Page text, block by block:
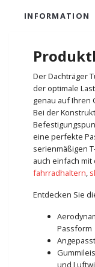
INFORMATION
Der Dachträger
der optimale
genau auf Ihren
Bei der
eine perfekte
serienmäßigen
auch einfach
fahrradhaltern,
Entdecken Sie
Passform
und